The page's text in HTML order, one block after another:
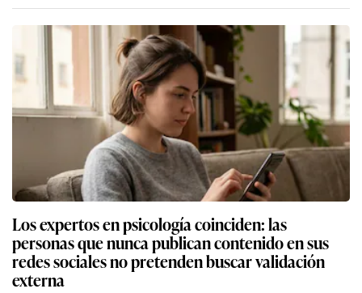
Los expertos en psicología coinciden: las
personas que nunca publican contenido en sus
redes sociales no pretenden buscar validación
externa